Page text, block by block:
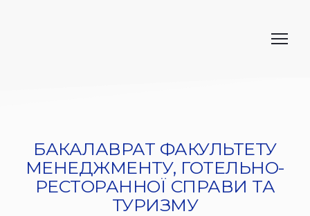
БАКАЛАВРАТ ФАКУЛЬТЕТУ
МЕНЕДЖМЕНТУ, ГОТЕЛЬНО-
РЕСТОРАННОЇ СПРАВИ ТА
ТУРИЗМУ